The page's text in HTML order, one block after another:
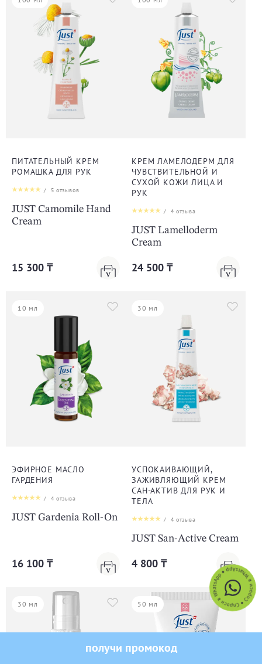
ПИТАТЕЛЬНЫЙ КРЕМ
РОМАШКА ДЛЯ РУК
/ 5 отзывов
JUST Camomile Hand
Cream
15 300 ₸
КРЕМ ЛАМЕЛОДЕРМ ДЛЯ
ЧУВСТВИТЕЛЬНОЙ И
СУХОЙ КОЖИ ЛИЦА И
РУК
/ 4отзыва
JUST Lamelloderm
Cream
24 500 ₸
10 мл
ЭФИРНОЕ МАСЛО
ГАРДЕНИЯ
/ 4отзыва
JUST Gardenia Roll-On
16 100 ₸
30 мл
УСПОКАИВАЮЩИЙ,
ЗАЖИВЛЯЮЩИЙ КРЕМ
САН-АКТИВ ДЛЯ РУК И
ТЕЛА
/ 4отзыва
JUST San-Active Cream
4 800 ₸
30 мл 50 мл
получи промокод